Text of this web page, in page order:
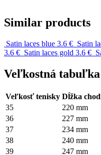
Similar products
Satin laces blue 3.6 € Satin
3.6 € Satin laces gold 3.6 €
Veľkostná tabuľka
Veľkosť tenisky Dĺžka
35
220 mm
36
227 mm
37
234 mm
38
240 mm
39
247 mm